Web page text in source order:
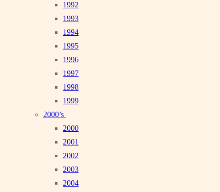
1992
1993
1994
1995
1996
1997
1998
1999
2000’s
2000
2001
2002
2003
2004